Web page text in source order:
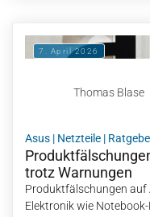
7. April 2026
Thomas Blase
Asus | Netzteile |
trotz Warnungen
Produktfälschungen auf
Elektronik wie